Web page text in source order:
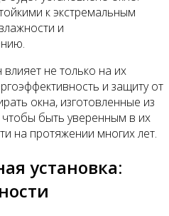
к экстремальным
и
не только на их
и защиту от
окна, изготовленные из
быть уверенным в их
на протяжении многих лет.
установка: